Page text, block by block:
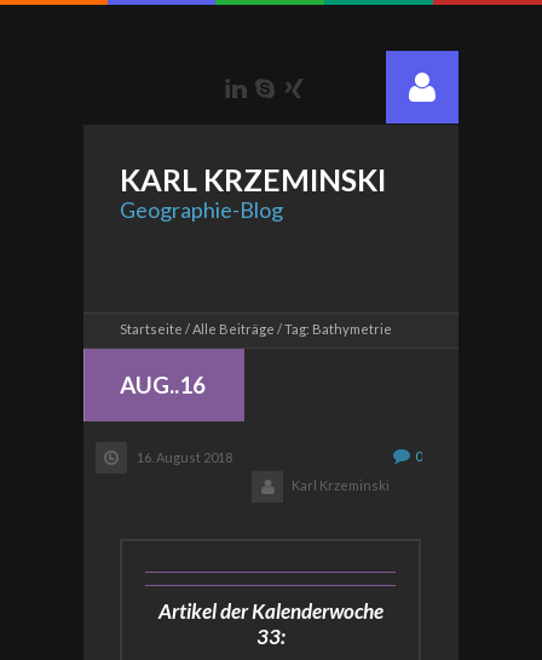
LinkedIn
Skype
KARL KRZEMINSKI
Geographie-Blog
Startseite Alle Beiträge Tag: Bathymetrie
AUG..16
16. August 2018
0
Karl Krzeminski
Artikel der Kalenderwoche
33: